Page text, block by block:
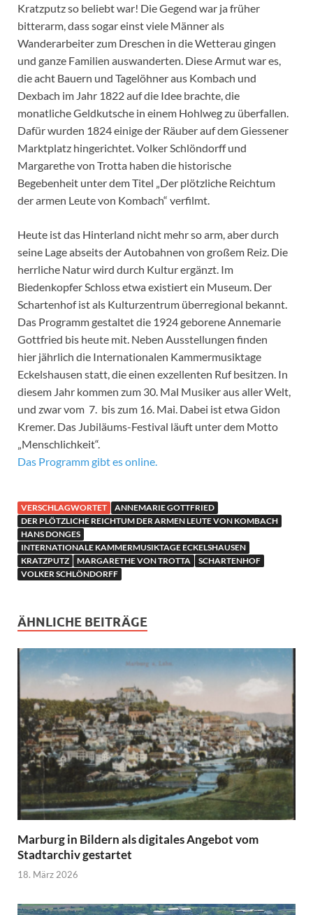
Kratzputz so beliebt war! Die Gegend war ja früher
bitterarm, dass sogar einst viele Männer als
Wanderarbeiter zum Dreschen in die Wetterau gingen
und ganze Familien auswanderten. Diese Armut war es,
die acht Bauern und Tagelöhner aus Kombach und
Dexbach im Jahr 1822 auf die Idee brachte, die
monatliche Geldkutsche in einem Hohlweg zu überfallen.
Dafür wurden 1824 einige der Räuber auf dem Giessener
Marktplatz hingerichtet. Volker Schlöndorff und
Margarethe von Trotta haben die historische
Begebenheit unter dem Titel „Der plötzliche Reichtum
der armen Leute von Kombach“ verfilmt.
Heute ist das Hinterland nicht mehr so arm, aber durch
seine Lage abseits der Autobahnen von großem Reiz. Die
herrliche Natur wird durch Kultur ergänzt. Im
Biedenkopfer Schloss etwa existiert ein Museum. Der
Schartenhof ist als Kulturzentrum überregional bekannt.
Das Programm gestaltet die 1924 geborene Annemarie
Gottfried bis heute mit. Neben Ausstellungen finden
hier jährlich die Internationalen Kammermusiktage
Eckelshausen statt, die einen exzellenten Ruf besitzen. In
diesem Jahr kommen zum 30. Mal Musiker aus aller Welt,
und zwar vom 7. bis zum 16. Mai. Dabei ist etwa Gidon
Kremer. Das Jubiläums-Festival läuft unter dem Motto
„Menschlichkeit“.
Das Programm gibt es online.
VERSCHLAGWORTET
ANNEMARIE GOTTFRIED
DER PLÖTZLICHE REICHTUM DER ARMEN LEUTE VON KOMBACH
HANS DONGES
INTERNATIONALE KAMMERMUSIKTAGE ECKELSHAUSEN
KRATZPUTZ
MARGARETHE VON TROTTA
SCHARTENHOF
VOLKER SCHLÖNDORFF
ÄHNLICHE BEITRÄGE
Marburg in Bildern als digitales Angebot vom
Stadtarchiv gestartet
18. März 2026